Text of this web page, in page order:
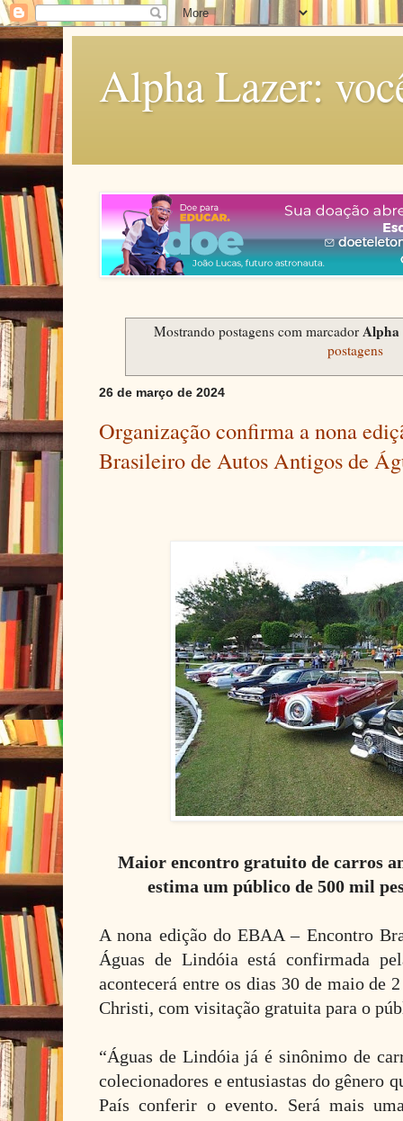
Alpha Lazer:
Mostrando postagens com marcador Alpha
postagens
26 de março de 2024
Organização confirma a nona
Brasileiro de Autos Antigos de
Maior encontro gratuito de carros
estima um público de 500 mil
A nona edição do EBAA – Encontro
Águas de Lindóia está confirmada
acontecerá entre os dias 30 de maio de
Christi, com visitação gratuita para o
“Águas de Lindóia já é sinônimo de
colecionadores e entusiastas do gênero
País conferir o evento. Será mais